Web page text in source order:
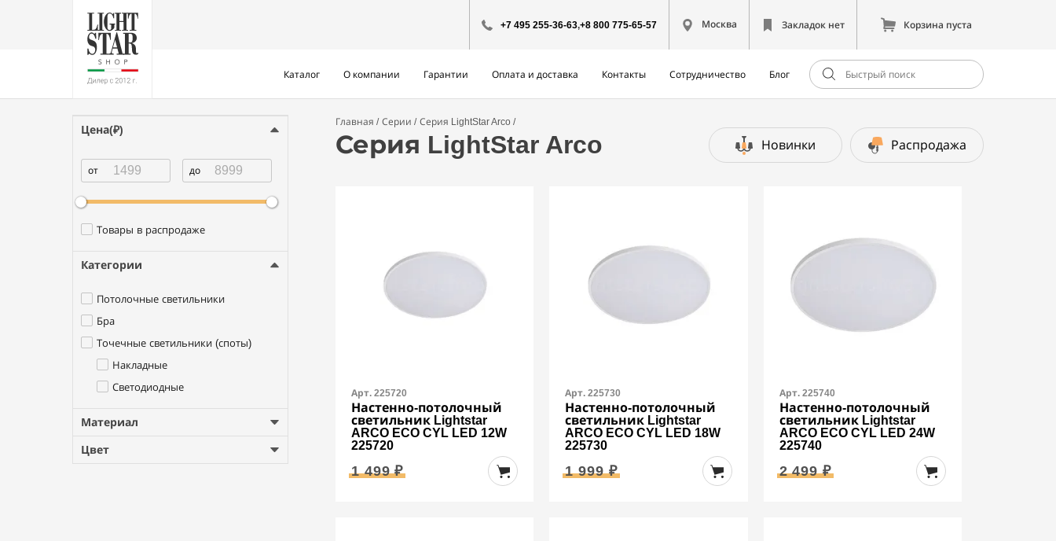
+7 495 255-36-63,+8 800 775-65-57 Москва Закладок нет Корзина пуста
Каталог О компании Гарантии Оплата и доставка Контакты Сотрудничество Блог
Цена(₽)
Товары в распродаже
Категории
Потолочные светильники
Бра
Точечные светильники (споты)
Накладные
Светодиодные
Материал
Цвет
Главная Серии Серия LightStar Arco
Серия LightStar Arco Новинки Распродажа
Арт. 225720
Настенно-потолочный
светильник Lightstar
ARCO ECO CYL LED 12W
225720
1 499 ₽
Арт. 225730
Настенно-потолочный
светильник Lightstar
ARCO ECO CYL LED 18W
225730
1 999 ₽
Арт. 225740
Настенно-потолочный
светильник Lightstar
ARCO ECO CYL LED 24W
225740
2 499 ₽